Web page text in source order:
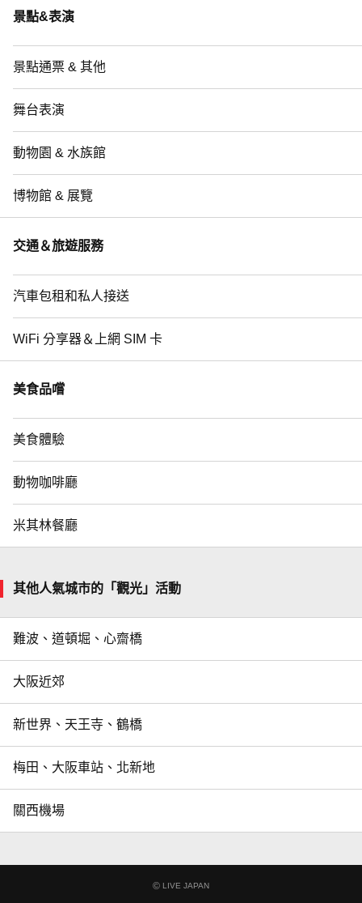
景點&表演
景點通票 & 其他
舞台表演
動物園 & 水族館
博物館 & 展覽
交通＆旅遊服務
汽車包租和私人接送
WiFi 分享器＆上網 SIM 卡
美食品嚐
美食體驗
動物咖啡廳
米其林餐廳
其他人氣城市的「觀光」活動
難波、道頓堀、心齋橋
大阪近郊
新世界、天王寺、鶴橋
梅田、大阪車站、北新地
關西機場
© LIVE JAPAN